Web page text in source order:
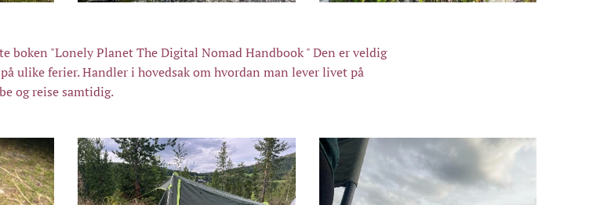
boken "Lonely Planet The Digital Nomad Handbook " Den er veldig
ulike ferier. Handler i hovedsak om hvordan man lever livet på
og reise samtidig.